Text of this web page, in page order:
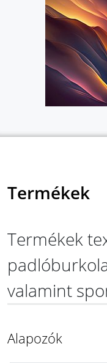
Termékek
Termékek
valamint
Alapozók